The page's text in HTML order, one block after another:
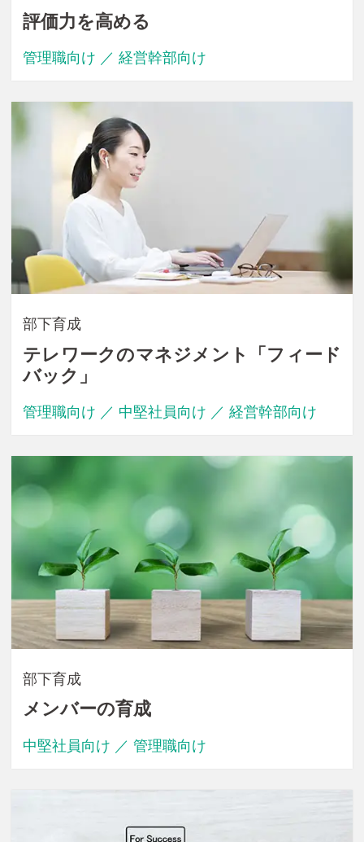
評価力を高める
管理職向け ／ 経営幹部向け
部下育成
テレワークのマネジメント「フィード
バック」
管理職向け ／ 中堅社員向け ／ 経営幹部向け
部下育成
メンバーの育成
中堅社員向け ／ 管理職向け